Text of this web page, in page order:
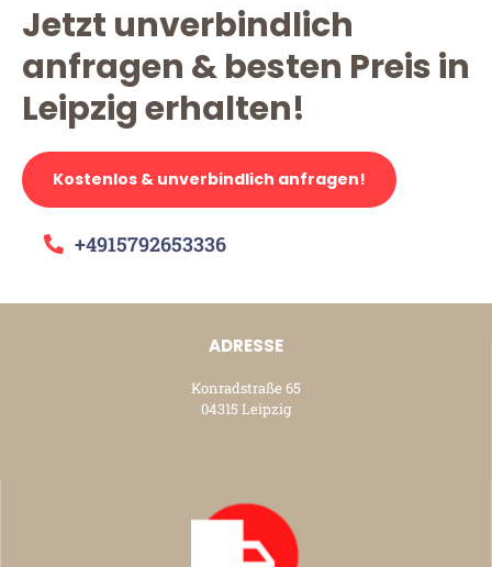
Jetzt unverbindlich
anfragen & besten Preis in
Leipzig erhalten!
Kostenlos & unverbindlich anfragen!
+4915792653336
ADRESSE
Konradstraße 65
04315 Leipzig